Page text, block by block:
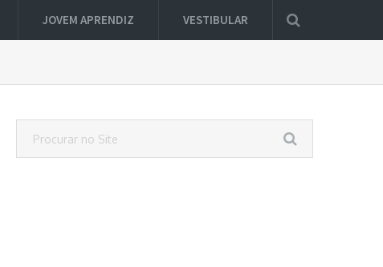
JOVEM APRENDIZ VESTIBULAR